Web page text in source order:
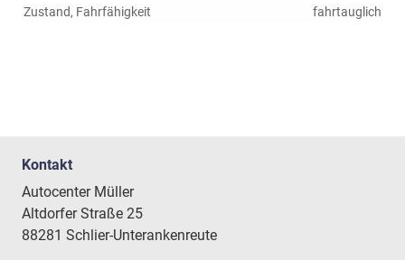
Zustand, Fahrfähigkeit
fahrtauglich
Kontakt
Autocenter Müller
Altdorfer Straße 25
88281 Schlier-Unterankenreute